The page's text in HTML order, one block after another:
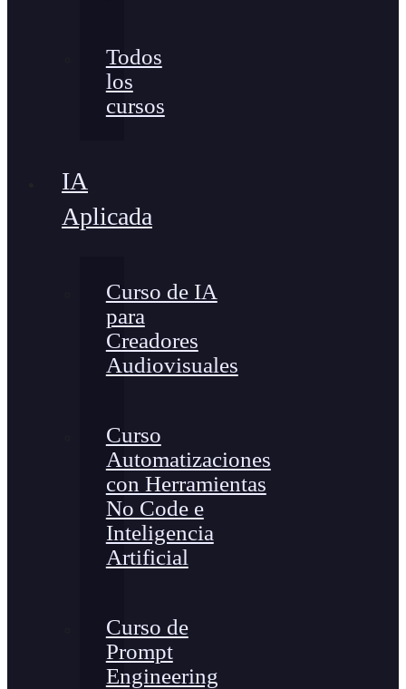
Todos
los
cursos
IA
Aplicada
Curso de IA
para
Creadores
Audiovisuales
Curso
Automatizaciones
con Herramientas
No Code e
Inteligencia
Artificial
Curso de
Prompt
Engineering